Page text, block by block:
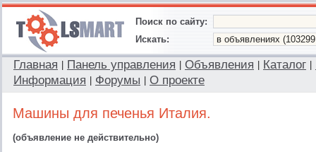
Поиск по сайту:
Искать:
Главная Панель управления Объявления Каталог
Информация
Форумы О проекте
Машины для печенья Италия.
(объявление не действительно)